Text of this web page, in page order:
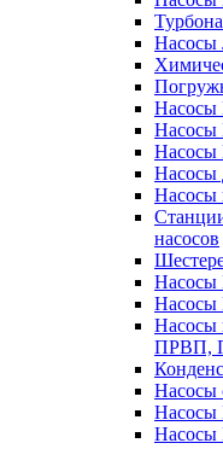
Насосы
Насосы
Насосы
Насосы
насосов
ПРВП,
Насосы
Насосы